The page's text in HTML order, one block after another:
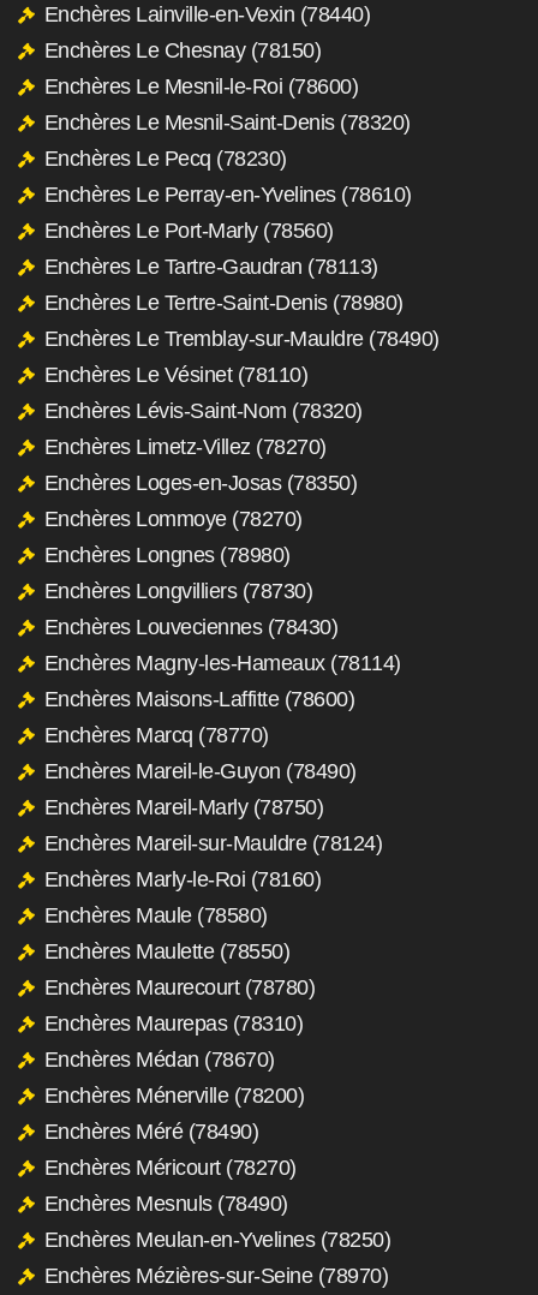
Enchères Lainville-en-Vexin (78440)
Enchères Le Chesnay (78150)
Enchères Le Mesnil-le-Roi (78600)
Enchères Le Mesnil-Saint-Denis (78320)
Enchères Le Pecq (78230)
Enchères Le Perray-en-Yvelines (78610)
Enchères Le Port-Marly (78560)
Enchères Le Tartre-Gaudran (78113)
Enchères Le Tertre-Saint-Denis (78980)
Enchères Le Tremblay-sur-Mauldre (78490)
Enchères Le Vésinet (78110)
Enchères Lévis-Saint-Nom (78320)
Enchères Limetz-Villez (78270)
Enchères Loges-en-Josas (78350)
Enchères Lommoye (78270)
Enchères Longnes (78980)
Enchères Longvilliers (78730)
Enchères Louveciennes (78430)
Enchères Magny-les-Hameaux (78114)
Enchères Maisons-Laffitte (78600)
Enchères Marcq (78770)
Enchères Mareil-le-Guyon (78490)
Enchères Mareil-Marly (78750)
Enchères Mareil-sur-Mauldre (78124)
Enchères Marly-le-Roi (78160)
Enchères Maule (78580)
Enchères Maulette (78550)
Enchères Maurecourt (78780)
Enchères Maurepas (78310)
Enchères Médan (78670)
Enchères Ménerville (78200)
Enchères Méré (78490)
Enchères Méricourt (78270)
Enchères Mesnuls (78490)
Enchères Meulan-en-Yvelines (78250)
Enchères Mézières-sur-Seine (78970)